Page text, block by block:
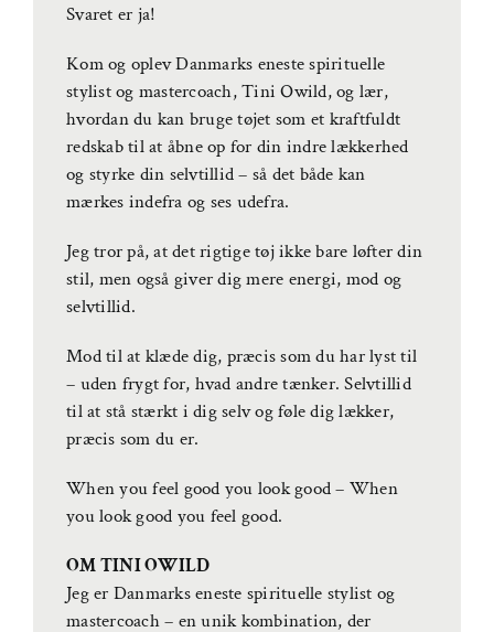
Svaret er ja!
Kom og oplev Danmarks eneste spirituelle
stylist og mastercoach, Tini Owild, og lær,
hvordan du kan bruge tøjet som et kraftfuldt
redskab til at åbne op for din indre lækkerhed
og styrke din selvtillid – så det både kan
mærkes indefra og ses udefra.
Jeg tror på, at det rigtige tøj ikke bare løfter din
stil, men også giver dig mere energi, mod og
selvtillid.
Mod til at klæde dig, præcis som du har lyst til
– uden frygt for, hvad andre tænker. Selvtillid
til at stå stærkt i dig selv og føle dig lækker,
præcis som du er.
When you feel good you look good – When
you look good you feel good.
OM TINI OWILD
Jeg er Danmarks eneste spirituelle stylist og
mastercoach – en unik kombination, der